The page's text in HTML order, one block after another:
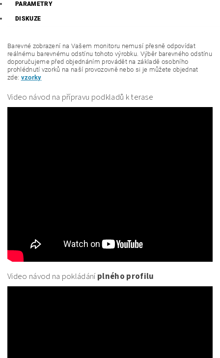
PARAMETRY
DISKUZE
Barevné zobrazení na Vašem monitoru nemusí přesně odpovídat
reálnému barevnému odstínu tohoto výrobku. Výběr barevného odstínu
doporučujeme před objednáním provádět na základě osobního
prohlédnutí vzorků na naší provozovně nebo si je můžete objednat
zde: vzorky
Video návod na přípravu podkladů k terase
Video návod na pokládáníplného profilu